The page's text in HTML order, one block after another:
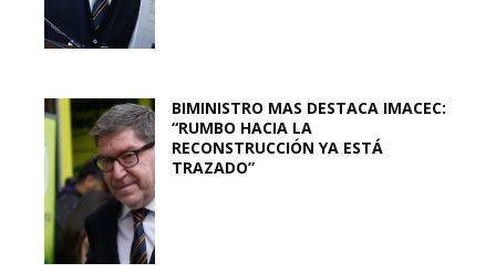
BIMINISTRO MAS DESTACA IMACEC:
“RUMBO HACIA LA
RECONSTRUCCIÓN YA ESTÁ
TRAZADO”